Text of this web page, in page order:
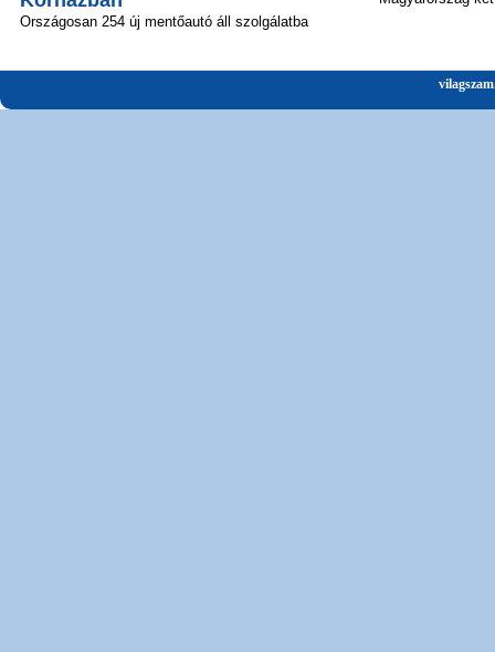
Országosan 254 új mentőautó áll szolgálatba